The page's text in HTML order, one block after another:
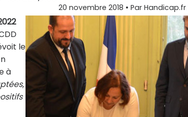
20 novembre 2018 • Par Handicap.fr
le
à